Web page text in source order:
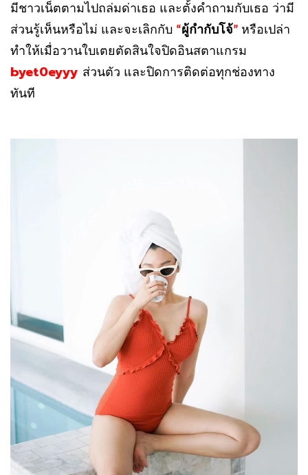
มีชาวเน็ตตามไปถล่มด่าเธอ และตั้งคำถามกับเธอ ว่ามี
ส่วนรู้เห็นหรือไม่ และจะเลิกกับ “ผู้กำกับโจ้” หรือเปล่า
ทำให้เมื่อวานใบเตยตัดสินใจปิดอินสตาแกรม
byet0eyyy ส่วนตัว และปิดการติดต่อทุกช่องทาง
ทันที